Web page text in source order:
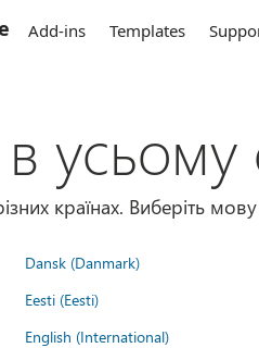
Add-ins Templates
усьому
країнах. Виберіть
Dansk (Danmark)
Eesti (Eesti)
English (International)